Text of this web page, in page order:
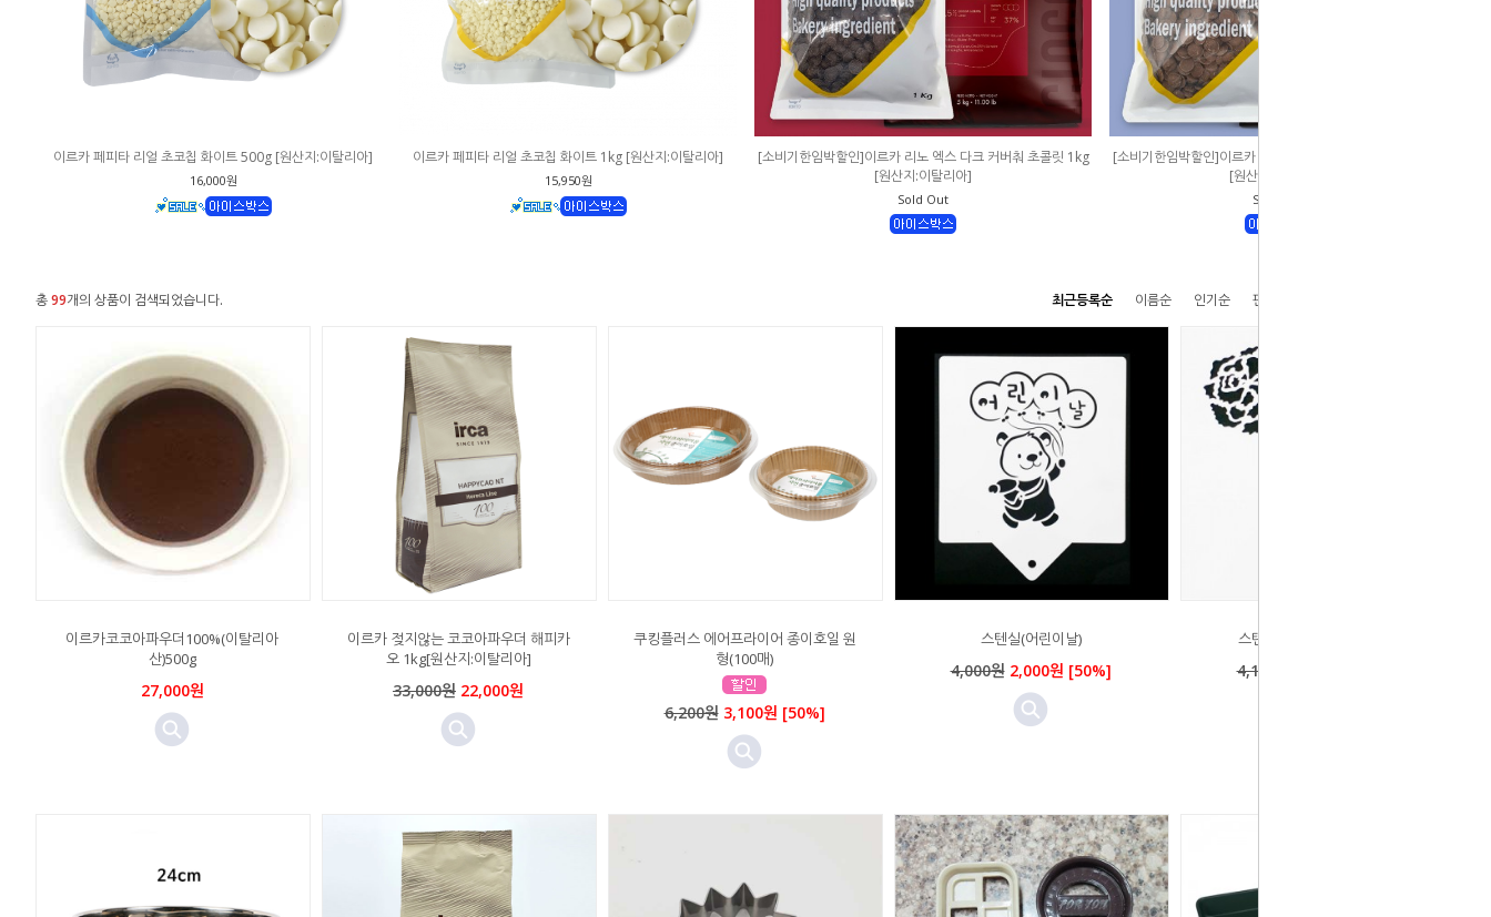
이르카 페피타 리얼 초코칩 화이트 500g [원산지:이탈리아]
16,000원
이르카 페피타 리얼 초코칩 화이트 1kg [원산지:이탈리아]
15,950원
[소비기한임박할인]이르카 리노 엑스 다크 커버춰 초콜릿 1kg
[원산지:이탈리아]
Sold Out
[소비기한임박할인]이르카 리노 엑스 밀크 커버춰 초콜릿 1kg
[원산지:이탈리아]
Sold Out
총99개의 상품이 검색되었습니다. 최근등록순 이름순 인기순 판매순
이르카코코아파우더100%(이탈리아
산)500g
27,000원
이르카 젖지않는 코코아파우더 해피카
오 1kg[원산지:이탈리아]
33,000원 22,000원
쿠킹플러스 에어프라이어 종이호일 원
형(100매)
6,200원3,100원 [50%]
스텐실(어린이날)
4,000원2,000원 [50%]
스텐실-카네이션더블(사각)
4,100원